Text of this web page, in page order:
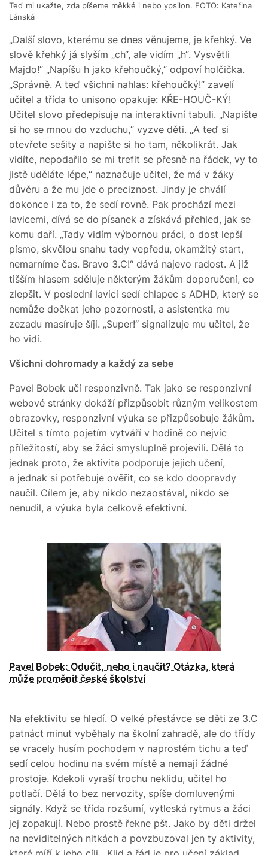
Teď mi ukažte, zda píšeme měkké i nebo ypsilon. FOTO: Kateřina
Lánská
„Další slovo, kterému se dnes věnujeme, je křehký. Ve
slově křehký já slyším „ch“, ale vidím „h“. Vysvětli
Majdo!“ „Napíšu h jako křehoučký,“ odpoví holčička.
„Správně. A teď všichni nahlas: křehoučký!“ zavelí
učitel a třída to unisono opakuje: KŘE-HOUČ-KÝ!
Učitel slovo předepisuje na interaktivní tabuli. „Napište
si ho se mnou do vzduchu,“ vyzve děti. „A teď si
otevřete sešity a napište si ho tam, několikrát. Jak
vidíte, nepodařilo se mi trefit se přesně na řádek, vy to
jistě uděláte lépe,“ naznačuje učitel, že má v žáky
důvěru a že mu jde o preciznost. Jindy je chválí
dokonce i za to, že sedí rovně. Pak prochází mezi
lavicemi, dívá se do písanek a získává přehled, jak se
komu daří. „Tady vidím výbornou práci, o dost lepší
písmo, skvělou snahu tady vepředu, okamžitý start,
nemarníme čas. Bravo 3.C!“ dává najevo radost. A již
tišším hlasem sděluje některým žákům doporučení, co
zlepšit. V poslední lavici sedí chlapec s ADHD, který se
nemůže dočkat jeho pozornosti, a asistentka mu
zezadu masíruje šíji. „Super!“ signalizuje mu učitel, že
ho vidí.
Všichni dohromady a každý za sebe
Pavel Bobek učí responzivně. Tak jako se responzivní
webové stránky dokáží přizpůsobit různým velikostem
obrazovky, responzivní výuka se přizpůsobuje žákům.
Učitel s tímto pojetím vytváří v hodině co nejvíc
příležitostí, aby se žáci smysluplně projevili. Dělá to
jednak proto, že aktivita podporuje jejich učení,
a jednak si potřebuje ověřit, co se kdo doopravdy
naučil. Cílem je, aby nikdo nezaostával, nikdo se
nenudil, a výuka byla celkově efektivní.
Pavel Bobek: Odučit, nebo i naučit? Otázka, která
může proměnit české školství
Na efektivitu se hledí. O velké přestávce se děti ze 3.C
patnáct minut vyběhaly na školní zahradě, ale do třídy
se vracely husím pochodem v naprostém tichu a teď
sedí celou hodinu na svém místě a nemají žádné
prostoje. Kdekoli vyraší trochu neklidu, učitel ho
potlačí. Dělá to bez nervozity, spíše domluvenými
signály. Když se třída rozšumí, vytleská rytmus a žáci
jej zopakují. Nebo prostě řekne pšt. Jako by děti držel
na neviditelných nitkách a povzbuzoval jen ty aktivity,